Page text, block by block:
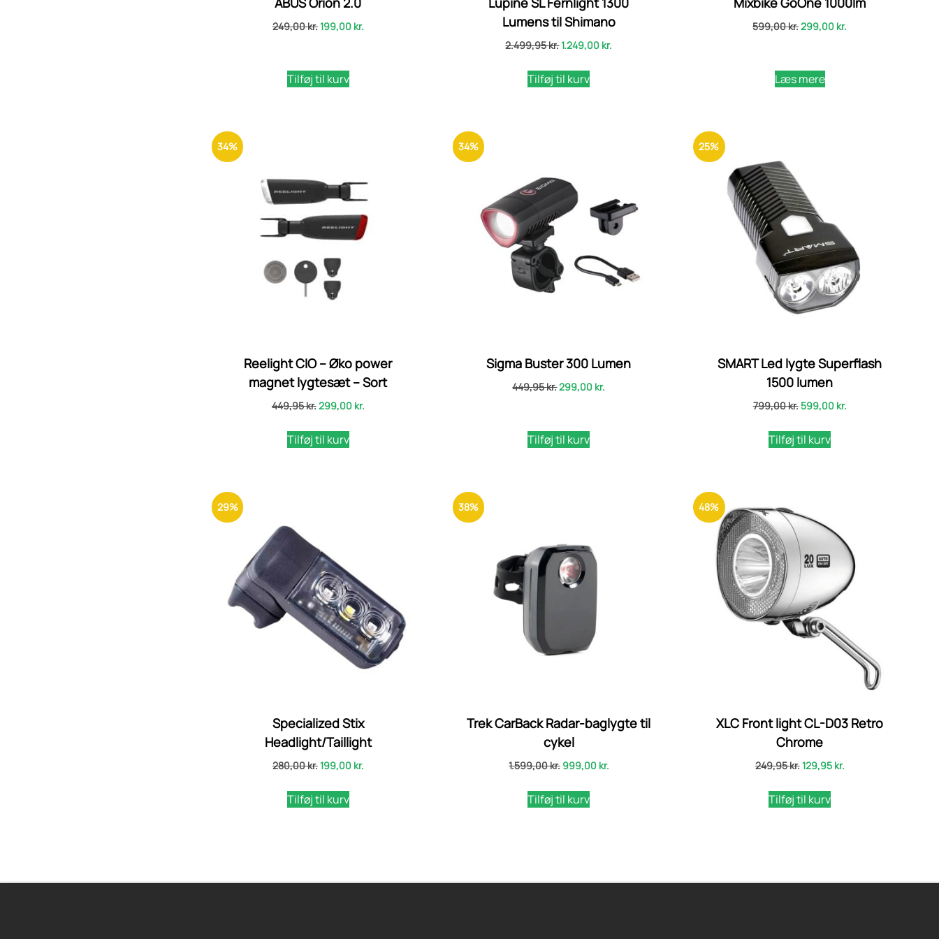
249,00kr.199,00 kr.
Tilføj til kurv
Lumens til Shimano
2.499,95kr.1.249,00 kr.
Tilføj til kurv
599,00kr.299,00 kr.
Læs mere
34%
Reelight CIO – Øko power
magnet lygtesæt – Sort
449,95kr.299,00 kr.
Tilføj til kurv
34%
Sigma Buster 300 Lumen
449,95kr.299,00 kr.
Tilføj til kurv
25%
SMART Led lygte Superflash
1500 lumen
799,00kr.599,00 kr.
Tilføj til kurv
29%
Specialized Stix
Headlight/Taillight
280,00kr.199,00 kr.
Tilføj til kurv
38%
Trek CarBack Radar-baglygte til
cykel
1.599,00kr. 999,00 kr.
Tilføj til kurv
48%
XLC Front light CL-D03 Retro
Chrome
249,95kr.129,95 kr.
Tilføj til kurv